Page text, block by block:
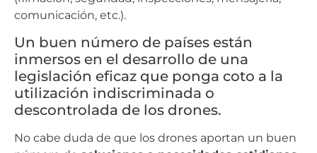
comunicación, etc.).
Un buen número de países están
inmersos en el desarrollo de una
legislación eficaz que ponga coto a la
utilización indiscriminada o
descontrolada de los drones.
No cabe duda de que los drones aportan un buen